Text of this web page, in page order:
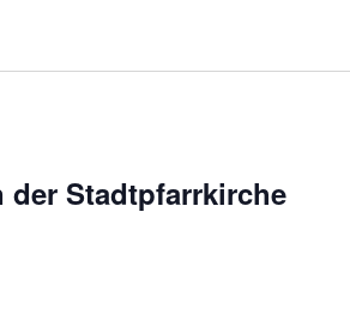
der Stadtpfarrkirche